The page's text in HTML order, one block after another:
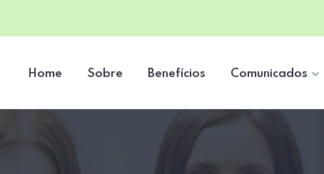
Home Sobre Benefícios Comunicados